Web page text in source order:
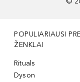
POPULIARIAUSI
ŽENKLAI
Rituals
Dyson